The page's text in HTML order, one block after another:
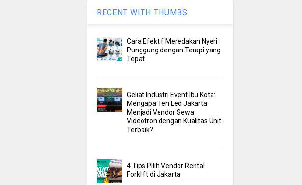
RECENT WITH THUMBS
Cara Efektif Meredakan Nyeri
Punggung dengan Terapi yang
Tepat
Geliat Industri Event Ibu Kota:
Mengapa Ten Led Jakarta
Menjadi Vendor Sewa
Videotron dengan Kualitas Unit
Terbaik?
4 Tips Pilih Vendor Rental
Forklift di Jakarta